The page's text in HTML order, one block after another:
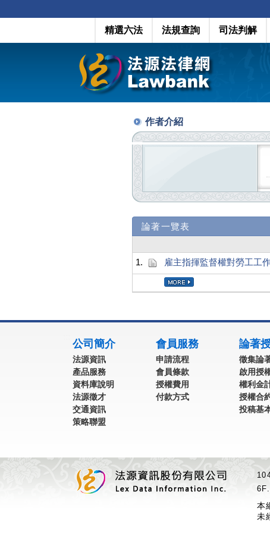
精選六法 法規查詢 司法判解
作者介紹
論著一覽表
1.
雇主指揮監督權對勞工工
公司簡介
法源資訊
產品服務
資料庫說明
法源徵才
交通資訊
策略聯盟
會員服務
申請流程
會員條款
授權費用
付款方式
論著
徵集論
啟用授
權利金
授權合
投稿基
本
未